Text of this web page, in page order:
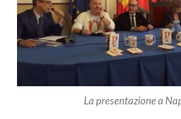
La presentazione a